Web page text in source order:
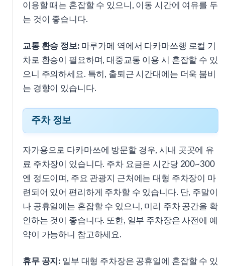
이용할 때는 혼잡할 수 있으니, 이동 시간에 여유를 두
는 것이 좋습니다.
교통 환승 정보:마루가메 역에서 다카마쓰행 로컬 기
차로 환승이 필요하며, 대중교통 이용 시 혼잡할 수 있
으니 주의하세요. 특히, 출퇴근 시간대에는 더욱 붐비
는 경향이 있습니다.
주차 정보
자가용으로 다카마쓰에 방문할 경우, 시내 곳곳에 유
료 주차장이 있습니다. 주차 요금은 시간당 200~300
엔 정도이며, 주요 관광지 근처에는 대형 주차장이 마
련되어 있어 편리하게 주차할 수 있습니다. 단, 주말이
나 공휴일에는 혼잡할 수 있으니, 미리 주차 공간을 확
인하는 것이 좋습니다. 또한, 일부 주차장은 사전에 예
약이 가능하니 참고하세요.
휴무 공지: 일부 대형 주차장은 공휴일에 혼잡할 수 있